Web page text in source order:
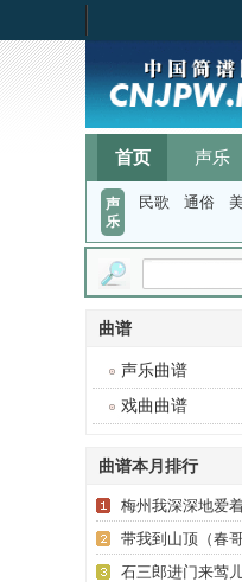
首页 声乐
声
乐
民歌 通俗
曲谱
声乐曲谱
戏曲曲谱
曲谱本月排行
梅州我深深地爱
带我到山顶（春
石三郎进门来莺